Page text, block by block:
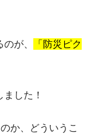
が、
「防災ピク
した！
か、どういうこ